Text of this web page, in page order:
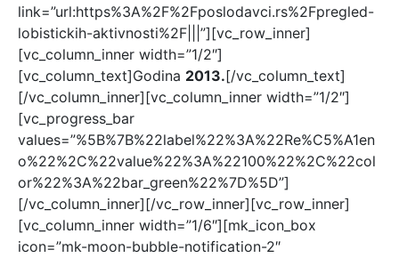
link=”url:https%3A%2F%2Fposlodavci.rs%2Fpregled-
lobistickih-aktivnosti%2F|||”][vc_row_inner]
[vc_column_inner width=”1/2″]
[vc_column_text]Godina 2013.[/vc_column_text]
[/vc_column_inner][vc_column_inner width=”1/2″]
[vc_progress_bar
values=”%5B%7B%22label%22%3A%22Re%C5%A1en
o%22%2C%22value%22%3A%22100%22%2C%22col
or%22%3A%22bar_green%22%7D%5D”]
[/vc_column_inner][/vc_row_inner][vc_row_inner]
[vc_column_inner width=”1/6″][mk_icon_box
icon=”mk-moon-bubble-notification-2″